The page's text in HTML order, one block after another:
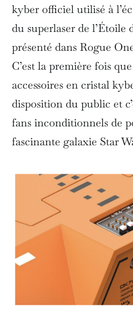
kyber officiel utilisé à
du superlaser de
présenté dans Rogue
C’est la première fois
accessoires en cristal
disposition du public et
fans inconditionnels de
fascinante galaxie Star